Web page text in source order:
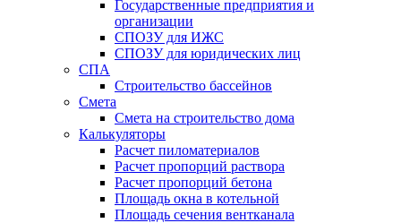
Государственные предприятия и
организации
СПОЗУ для ИЖС
СПОЗУ для юридических лиц
СПА
Строительство бассейнов
Смета
Смета на строительство дома
Калькуляторы
Расчет пиломатериалов
Расчет пропорций раствора
Расчет пропорций бетона
Площадь окна в котельной
Площадь сечения вентканала